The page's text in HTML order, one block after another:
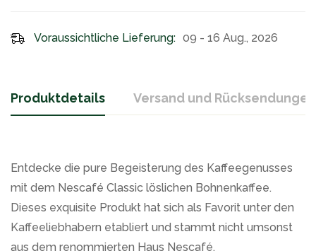
Voraussichtliche Lieferung: 09 - 16 Aug., 2026
Produktdetails Versand und Rücksendungen
Entdecke die pure Begeisterung des Kaffeegenusses
mit dem Nescafé Classic löslichen Bohnenkaffee.
Dieses exquisite Produkt hat sich als Favorit unter den
Kaffeeliebhabern etabliert und stammt nicht umsonst
aus dem renommierten Haus Nescafé.